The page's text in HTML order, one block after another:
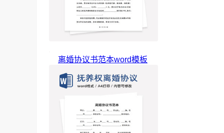
离婚协议书范本word模板